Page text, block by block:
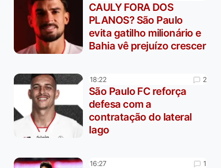
CAULY FORA DOS
PLANOS? São Paulo
evita gatilho milionário e
Bahia vê prejuízo crescer
18:22 2
São Paulo FC reforça
defesa com a
contratação do lateral
Iago
16:27 1